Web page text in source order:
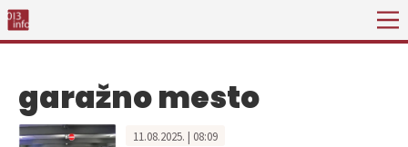
garažno mesto
11.08.2025. | 08:09